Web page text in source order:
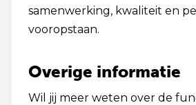
samenwerking, kwaliteit en
vooropstaan.
Overige informatie
Wil jij meer weten over de